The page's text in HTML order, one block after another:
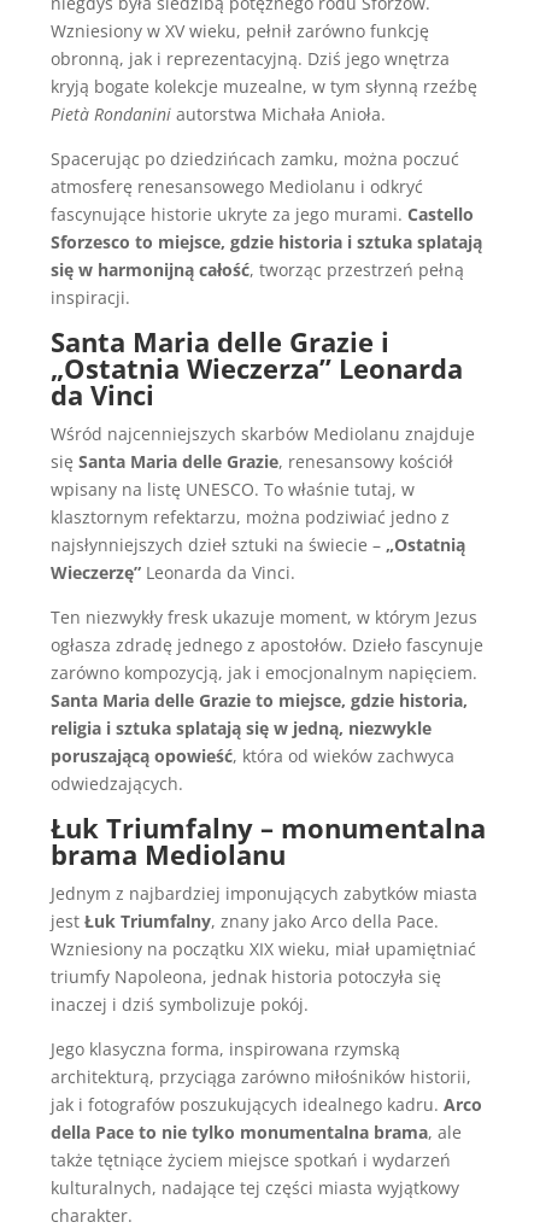
Wzniesiony w XV wieku, pełnił zarówno funkcję
obronną, jak i reprezentacyjną. Dziś jego wnętrza
kryją bogate kolekcje muzealne, w tym słynną rzeźbę
Pietà Rondanini autorstwa Michała Anioła.
Spacerując po dziedzińcach zamku, można poczuć
atmosferę renesansowego Mediolanu i odkryć
fascynujące historie ukryte za jego murami.Castello
Sforzesco to miejsce, gdzie historia i sztuka splatają
się w harmonijną całość, tworząc przestrzeń pełną
inspiracji.
Santa Maria delle Grazie i
„Ostatnia Wieczerza” Leonarda
da Vinci
Wśród najcenniejszych skarbów Mediolanu znajduje
sięSanta Maria delle Grazie, renesansowy kościół
wpisany na listę UNESCO. To właśnie tutaj, w
klasztornym refektarzu, można podziwiać jedno z
najsłynniejszych dzieł sztuki na świecie – „Ostatnią
Wieczerzę” Leonarda da Vinci.
Ten niezwykły fresk ukazuje moment, w którym Jezus
ogłasza zdradę jednego z apostołów. Dzieło fascynuje
zarówno kompozycją, jak i emocjonalnym napięciem.
Santa Maria delle Grazie to miejsce, gdzie historia,
religia i sztuka splatają się w jedną, niezwykle
poruszającą opowieść, która od wieków zachwyca
odwiedzających.
Łuk Triumfalny – monumentalna
brama Mediolanu
Jednym z najbardziej imponujących zabytków miasta
jestŁuk Triumfalny, znany jako Arco della Pace.
Wzniesiony na początku XIX wieku, miał upamiętniać
triumfy Napoleona, jednak historia potoczyła się
inaczej i dziś symbolizuje pokój.
Jego klasyczna forma, inspirowana rzymską
architekturą, przyciąga zarówno miłośników historii,
jak i fotografów poszukujących idealnego kadru.Arco
della Pace to nie tylko monumentalna brama, ale
także tętniące życiem miejsce spotkań i wydarzeń
kulturalnych, nadające tej części miasta wyjątkowy
charakter.